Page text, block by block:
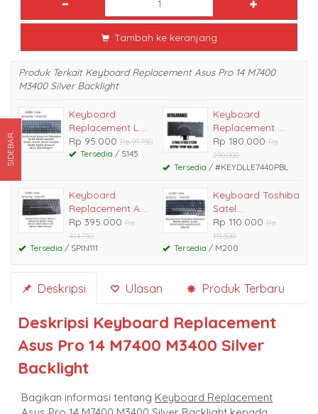
Tambah ke keranjang
Produk Terkait Keyboard Replacement Asus Pro 14 M7400
M3400 Silver Backlight
Keyboard
Replacement L....
Rp 95.000 Rp 99.750
Tersedia / S145
Keyboard
Replacement ....
Rp 180.000 Rp
290.000
Tersedia / #KEYDLLE7440PBL
Keyboard
Replacement A....
Rp 395.000 Rp
414.750
Tersedia / SPIN111
Keyboard Toshiba
Satel....
Rp 110.000 Rp
115.500
Tersedia / M200
Deskripsi Ulasan Produk Terbaru
Deskripsi Keyboard Replacement
Asus Pro 14 M7400 M3400 Silver
Backlight
Bagikan informasi tentang Keyboard Replacement
SIDEBAR